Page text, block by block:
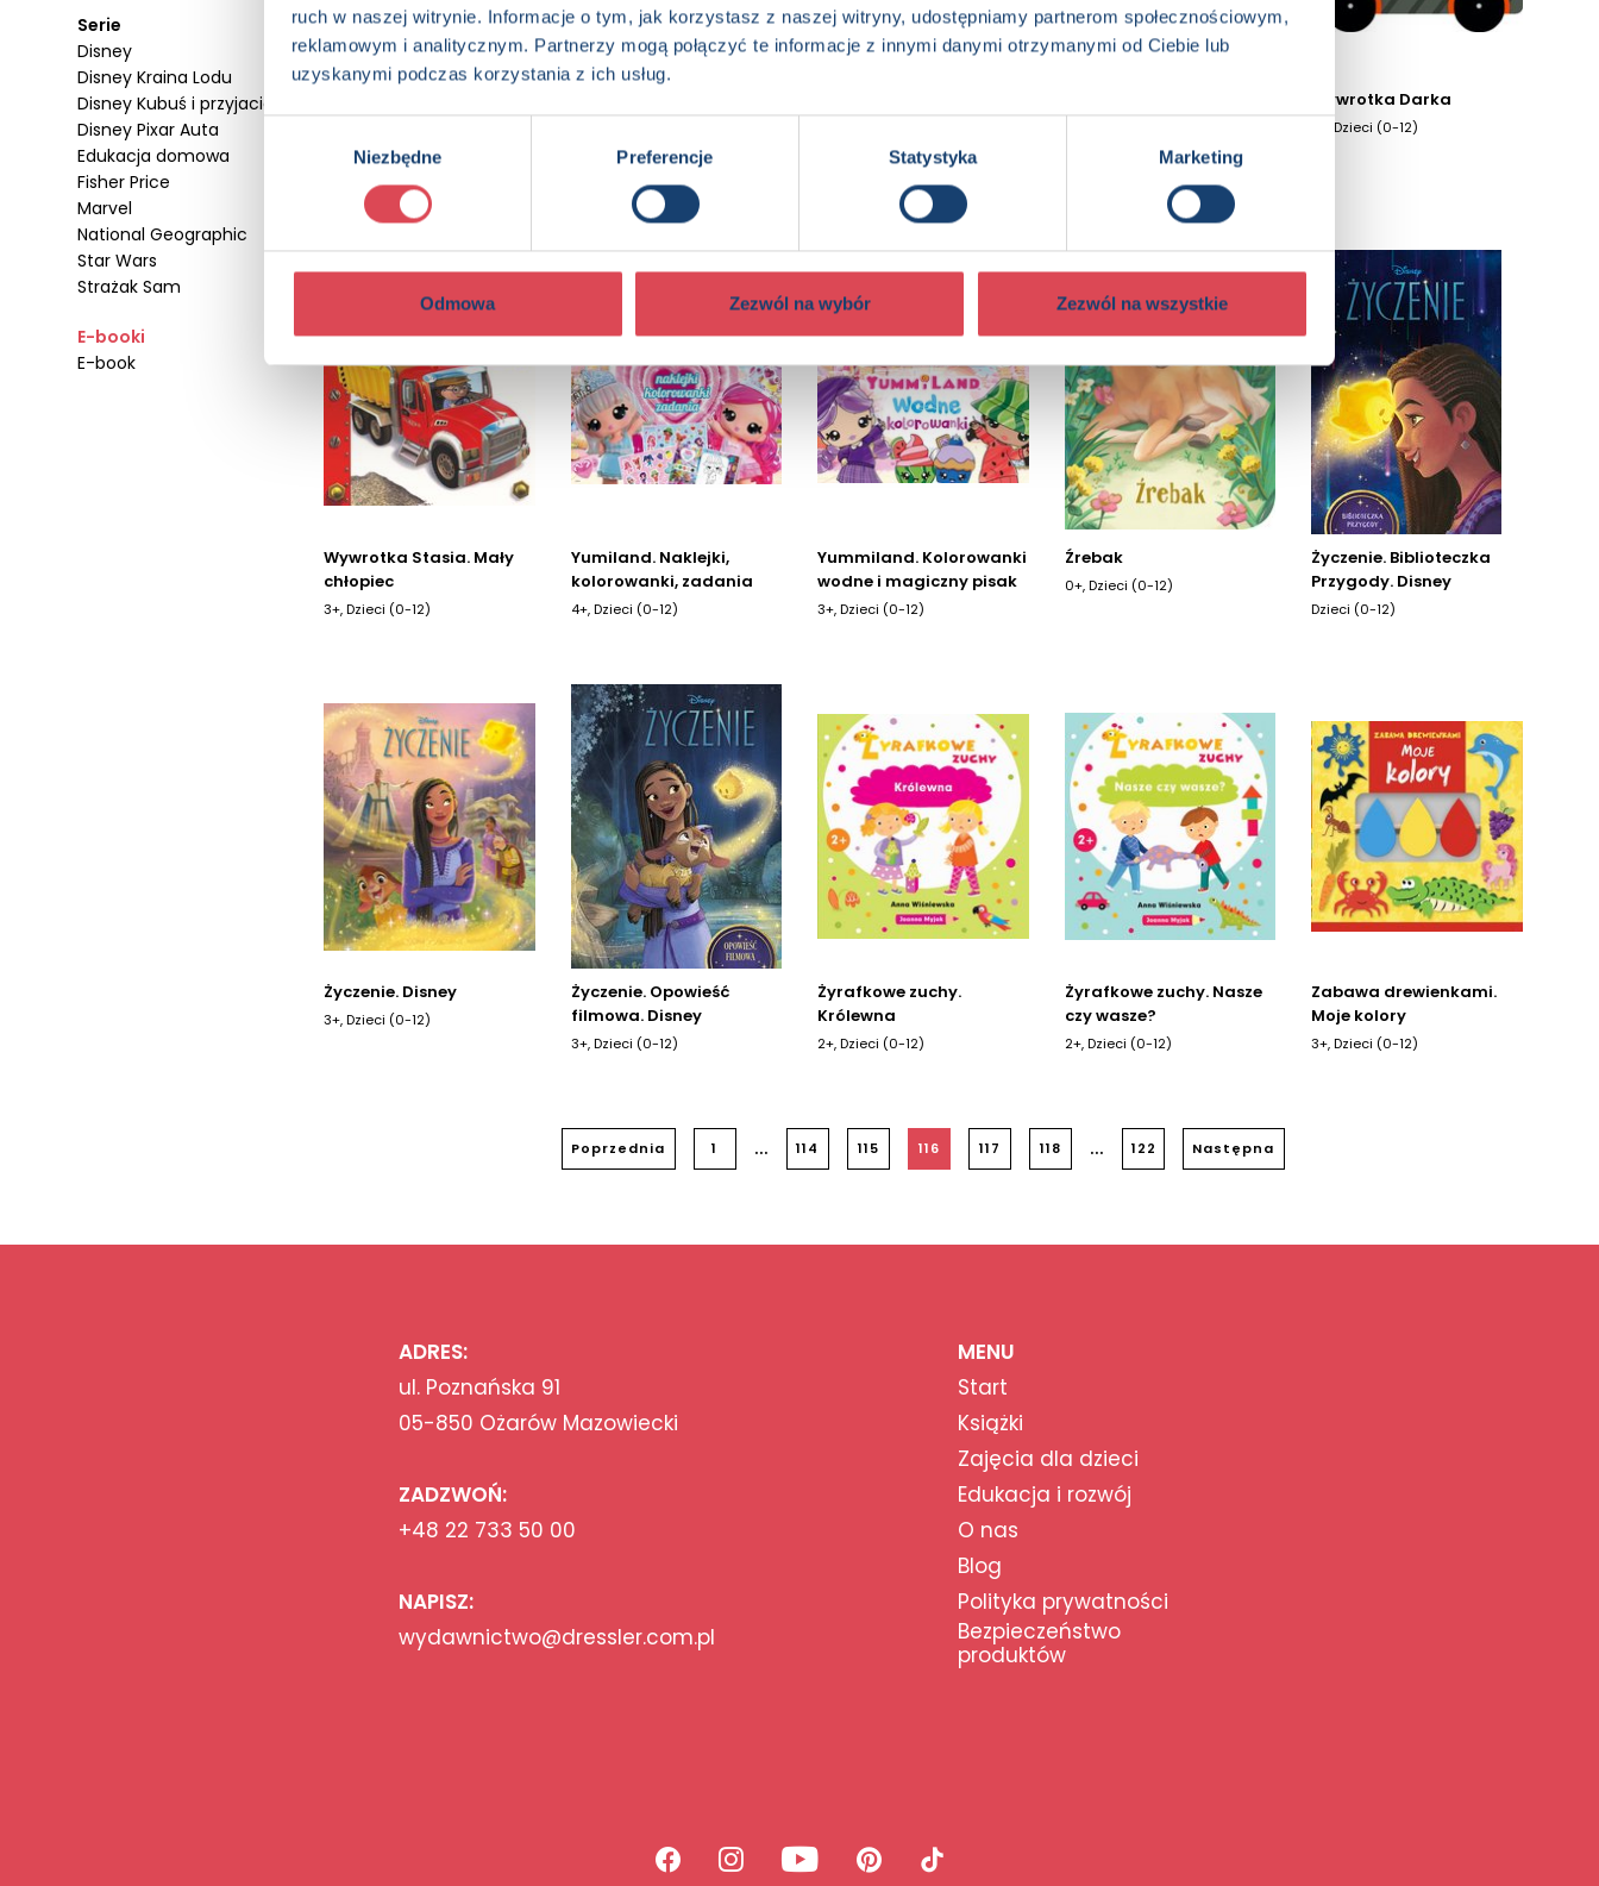
ruch w naszej witrynie. Informacje o tym, jak korzystasz z naszej witryny, udostępniamy partnerom społecznościowym,
reklamowym i analitycznym. Partnerzy mogą połączyć te informacje z innymi danymi otrzymanymi od Ciebie lub
uzyskanymi podczas korzystania z ich usług.
Niezbędne Preferencje Statystyka Marketing
Odmowa Zezwól na wybór Zezwól na wszystkie
Serie
Disney
Disney Kraina Lodu
Disney Kubuś i przyjaciele
Disney Pixar Auta
Edukacja domowa
Fisher Price
Marvel
National Geographic
Star Wars
Strażak Sam
E-booki
E-book
wsi
3+, Dzieci (0-12)
lesie
3+, Dzieci (0-12)
pisz od nowa!
5+, Dzieci (0-12)
dinozaury. Kolorowanka
Wywrotka Darka
3+, Dzieci (0-12)
Wywrotka Stasia. Mały
chłopiec
3+, Dzieci (0-12)
Yumiland. Naklejki,
kolorowanki, zadania
4+, Dzieci (0-12)
Yummiland. Kolorowanki
wodne i magiczny pisak
3+, Dzieci (0-12)
Źrebak
0+, Dzieci (0-12)
Życzenie. Biblioteczka
Przygody. Disney
Dzieci (0-12)
Życzenie. Disney
3+, Dzieci (0-12)
Życzenie. Opowieść
filmowa. Disney
3+, Dzieci (0-12)
Żyrafkowe zuchy.
Królewna
2+, Dzieci (0-12)
Żyrafkowe zuchy. Nasze
czy wasze?
2+, Dzieci (0-12)
Zabawa drewienkami.
Moje kolory
3+, Dzieci (0-12)
Poprzednia 1 ... 114 115 116 117 118 ... 122 Następna
ADRES:
ul. Poznańska 91
05-850 Ożarów Mazowiecki
ZADZWOŃ:
+48 22 733 50 00
NAPISZ:
wydawnictwo@dressler.com.pl
MENU
Start
Książki
Zajęcia dla dzieci
Edukacja i rozwój
O nas
Blog
Polityka prywatności
Bezpieczeństwo
produktów